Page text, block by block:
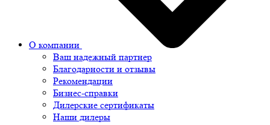
О компании
Ваш надежный партнер
Благодарности и отзывы
Рекомендации
Бизнес-справки
Дилерские сертификаты
Наши дилеры